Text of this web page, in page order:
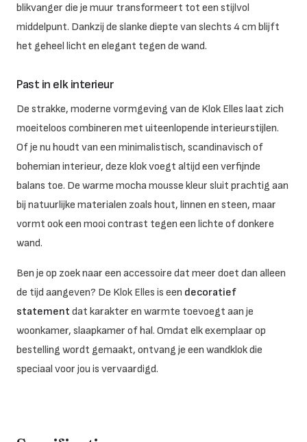
blikvanger die je muur transformeert tot een stijlvol
middelpunt. Dankzij de slanke diepte van slechts 4 cm blijft
het geheel licht en elegant tegen de wand.
Past in elk interieur
De strakke, moderne vormgeving van de Klok Elles laat zich
moeiteloos combineren met uiteenlopende interieurstijlen.
Of je nu houdt van een minimalistisch, scandinavisch of
bohemian interieur, deze klok voegt altijd een verfijnde
balans toe. De warme mocha mousse kleur sluit prachtig aan
bij natuurlijke materialen zoals hout, linnen en steen, maar
vormt ook een mooi contrast tegen een lichte of donkere
wand.
Ben je op zoek naar een accessoire dat meer doet dan alleen
de tijd aangeven? De Klok Elles is een decoratief
statement dat karakter en warmte toevoegt aan je
woonkamer, slaapkamer of hal. Omdat elk exemplaar op
bestelling wordt gemaakt, ontvang je een wandklok die
speciaal voor jou is vervaardigd.